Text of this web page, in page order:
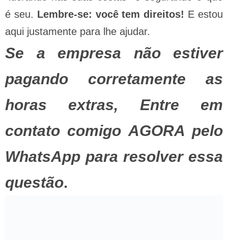
é seu. Lembre-se: você tem direitos! E estou
aqui justamente para lhe ajudar.
Se a empresa não estiver
pagando corretamente as
horas extras, Entre em
contato comigo AGORA pelo
WhatsApp para resolver essa
questão.